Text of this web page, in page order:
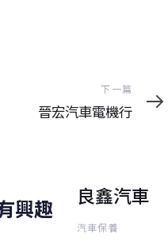
一
篇
下一篇
晉宏汽車電機行
興趣 良鑫汽車
汽車保養